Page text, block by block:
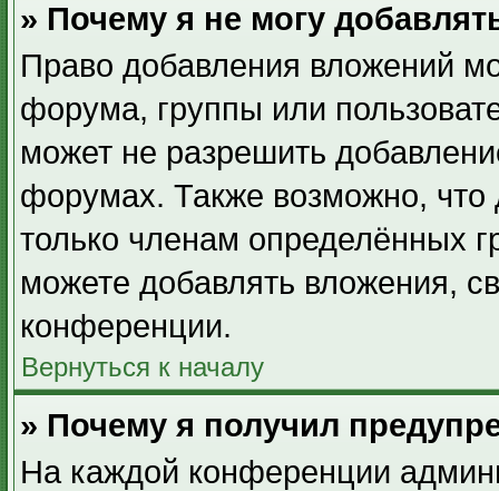
» Почему я не могу
Право добавления вложений
форума, группы или
может не разрешить
форумах. Также возможно,
только членам определённых
можете добавлять вложения,
конференции.
Вернуться к началу
» Почему я получил
На каждой конференции